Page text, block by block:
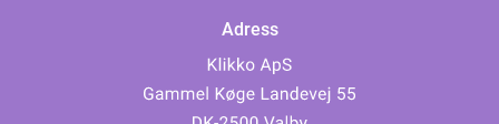
Adress